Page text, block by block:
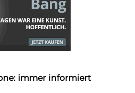
immer informiert